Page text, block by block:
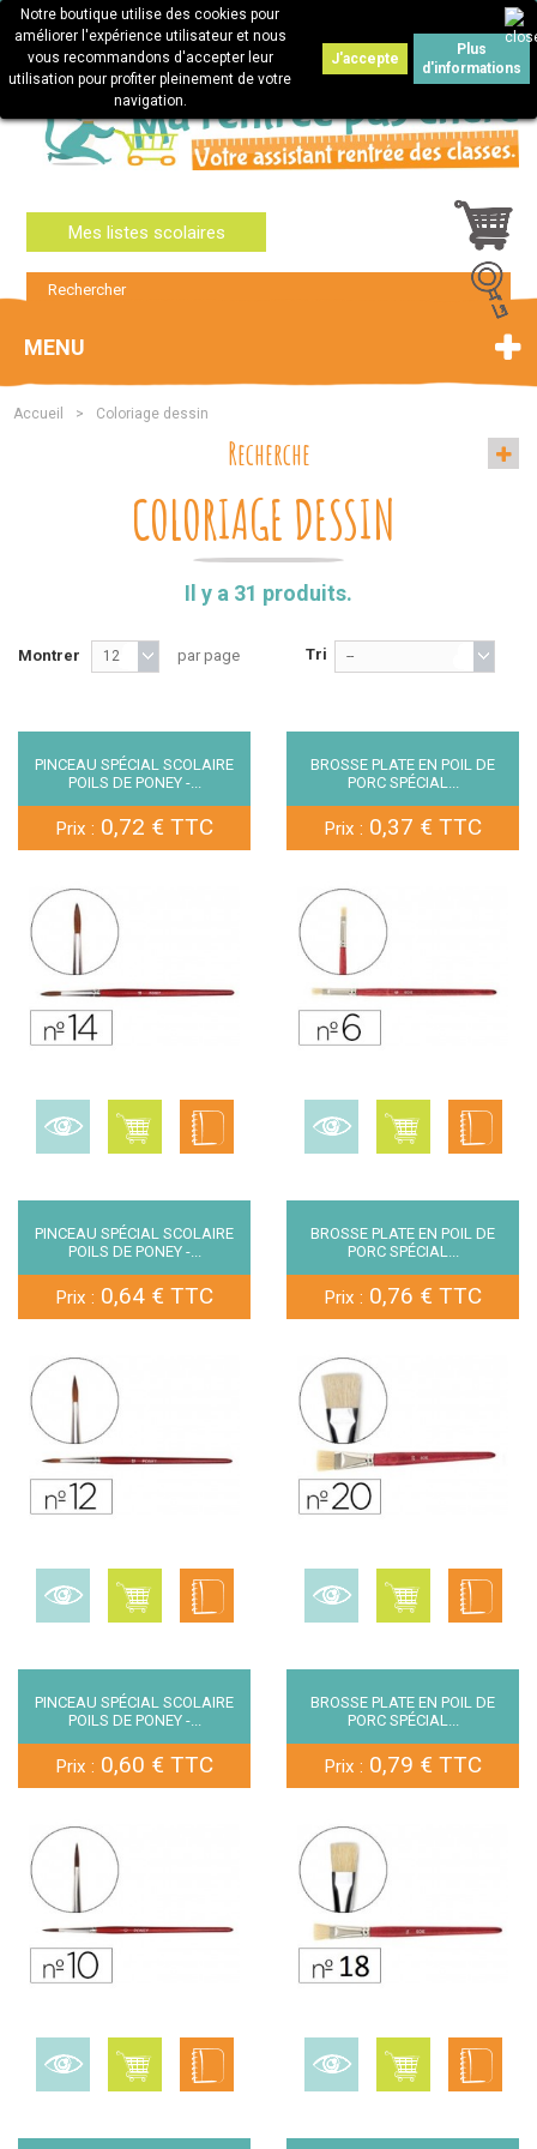
Connexion
Mes listes scolaires
Notre boutique utilise des cookies pour
améliorer l'expérience utilisateur et nous
vous recommandons d'accepter leur
utilisation pour profiter pleinement de votre
navigation.
J'accepte
Plus
d'informations
MENU
Accueil > Coloriage dessin
Recherche
COLORIAGE DESSIN
Il y a 31 produits.
Tri --
Montrer 12 par page
PINCEAU SPÉCIAL SCOLAIRE
POILS DE PONEY -...
Prix : 0,72 € TTC
BROSSE PLATE EN POIL DE
PORC SPÉCIAL...
Prix : 0,37 € TTC
PINCEAU SPÉCIAL SCOLAIRE
POILS DE PONEY -...
Prix : 0,64 € TTC
BROSSE PLATE EN POIL DE
PORC SPÉCIAL...
Prix : 0,76 € TTC
PINCEAU SPÉCIAL SCOLAIRE
POILS DE PONEY -...
Prix : 0,60 € TTC
BROSSE PLATE EN POIL DE
PORC SPÉCIAL...
Prix : 0,79 € TTC